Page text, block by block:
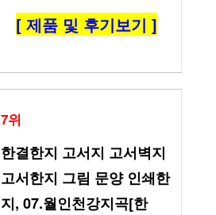
[ 제품 및 후기보기 ]
7위
한결한지 고서지 고서벽지
고서한지 그림 문양 인쇄한
지, 07.월인천강지곡[한